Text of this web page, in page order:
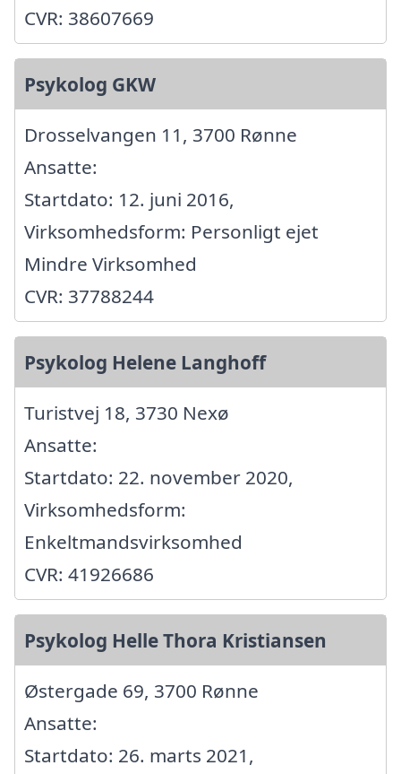
CVR: 38607669
Psykolog GKW
Drosselvangen 11, 3700 Rønne
Ansatte:
Startdato: 12. juni 2016,
Virksomhedsform: Personligt ejet
Mindre Virksomhed
CVR: 37788244
Psykolog Helene Langhoff
Turistvej 18, 3730 Nexø
Ansatte:
Startdato: 22. november 2020,
Virksomhedsform:
Enkeltmandsvirksomhed
CVR: 41926686
Psykolog Helle Thora Kristiansen
Østergade 69, 3700 Rønne
Ansatte:
Startdato: 26. marts 2021,